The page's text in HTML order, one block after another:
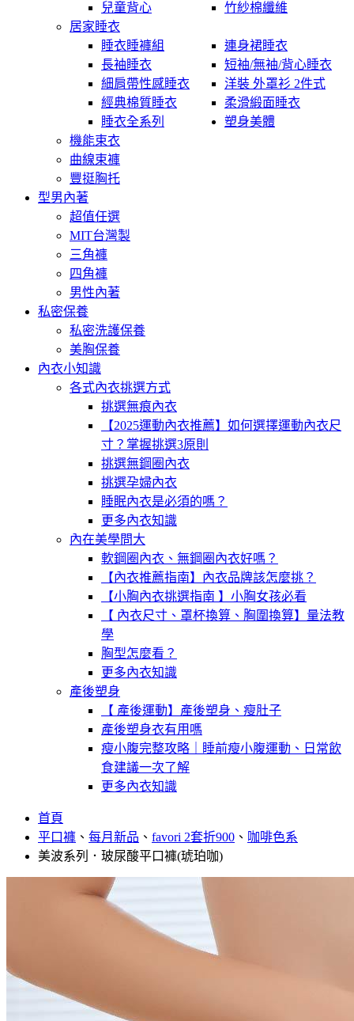
兒童背心
竹紗棉纖維
居家睡衣
睡衣睡褲組
連身裙睡衣
長袖睡衣
短袖/無袖/背心睡衣
細肩帶性感睡衣
洋裝 外罩衫 2件式
經典棉質睡衣
柔滑緞面睡衣
睡衣全系列
塑身美體
機能束衣
曲線束褲
豐挺胸托
型男內著
超值任選
MIT台灣製
三角褲
四角褲
男性內著
私密保養
私密洗護保養
美胸保養
內衣小知識
各式內衣挑選方式
挑選無痕內衣
【2025運動內衣推薦】如何選擇運動內衣尺
寸？掌握挑選3原則
挑選無鋼圈內衣
挑選孕婦內衣
睡眠內衣是必須的嗎？
更多內衣知識
內在美學問大
軟鋼圈內衣、無鋼圈內衣好嗎？
【內衣推薦指南】內衣品牌該怎麼挑？
【小胸內衣挑選指南 】小胸女孩必看
【 內衣尺寸、罩杯換算、胸圍換算】量法教
學
胸型怎麼看？
更多內衣知識
產後塑身
【 產後運動】產後塑身、瘦肚子
產後塑身衣有用嗎
瘦小腹完整攻略｜睡前瘦小腹運動、日常飲
食建議一次了解
更多內衣知識
首頁
平口褲 、 每月新品 、 favori 2套折900 、 咖啡色系
美波系列．玻尿酸平口褲(琥珀咖)